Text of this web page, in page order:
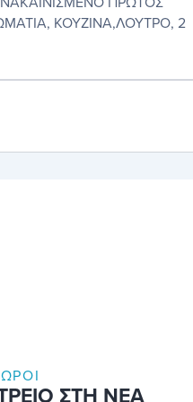
ΚΟΥΖΙΝΑ,ΛΟΥΤΡΟ, 2
ΣΤΗ ΝΕΑ